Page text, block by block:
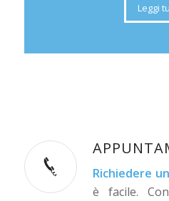
Leggi
Richiedere
è facile.